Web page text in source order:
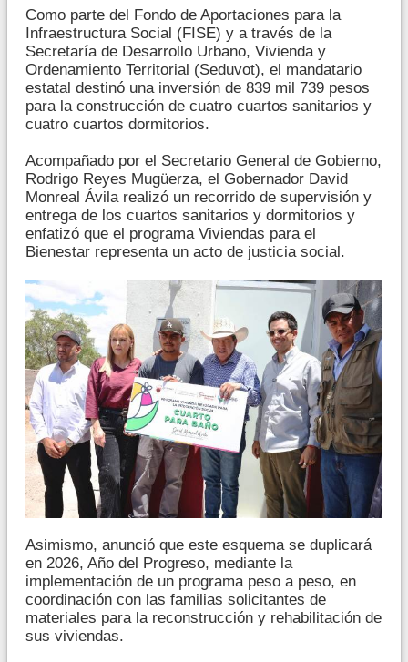
Como parte del Fondo de Aportaciones para la
Infraestructura Social (FISE) y a través de la
Secretaría de Desarrollo Urbano, Vivienda y
Ordenamiento Territorial (Seduvot), el mandatario
estatal destinó una inversión de 839 mil 739 pesos
para la construcción de cuatro cuartos sanitarios y
cuatro cuartos dormitorios.
Acompañado por el Secretario General de Gobierno,
Rodrigo Reyes Mugüerza, el Gobernador David
Monreal Ávila realizó un recorrido de supervisión y
entrega de los cuartos sanitarios y dormitorios y
enfatizó que el programa Viviendas para el
Bienestar representa un acto de justicia social.
Asimismo, anunció que este esquema se duplicará
en 2026, Año del Progreso, mediante la
implementación de un programa peso a peso, en
coordinación con las familias solicitantes de
materiales para la reconstrucción y rehabilitación de
sus viviendas.